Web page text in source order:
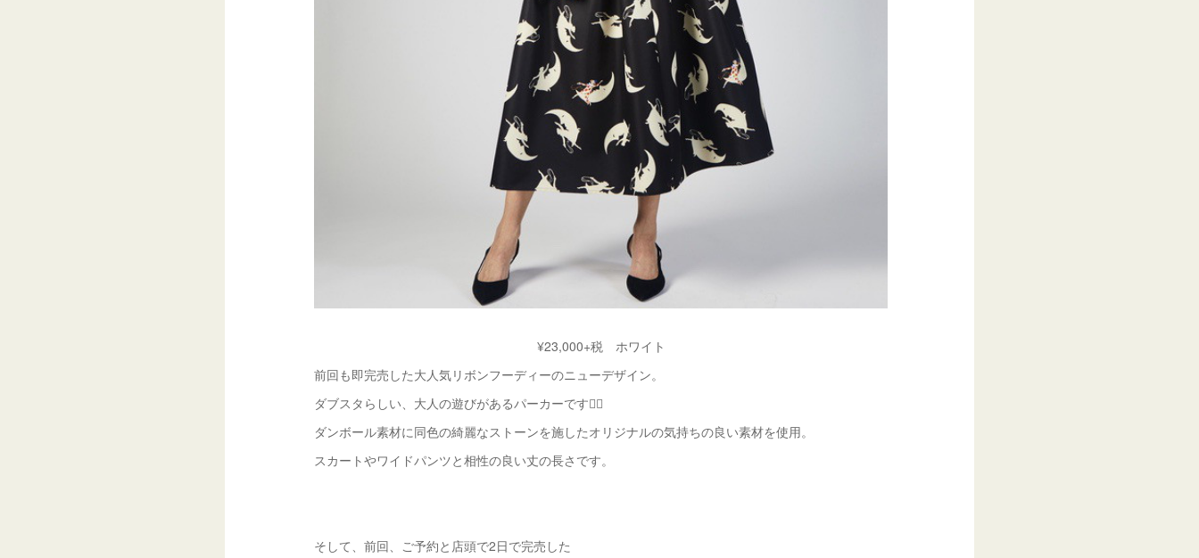
¥23,000+税 ホワイト
前回も即完売した大人気リボンフーディーのニューデザイン。
ダブスタらしい、大人の遊びがあるパーカーです💁‍♀️
ダンボール素材に同色の綺麗なストーンを施したオリジナルの気持ちの良い素材を使用。
スカートやワイドパンツと相性の良い丈の長さです。
そして、前回、ご予約と店頭で2日で完売した